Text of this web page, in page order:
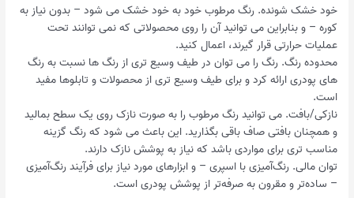
خود خشک شونده. رنگ مرطوب خود به خود خشک می شود – بدون نیاز به
کوره – و بنابراین می توانید آن را روی محصولاتی که نمی توانند تحت
عملیات حرارتی قرار گیرند، اعمال کنید.
محدوده رنگ. رنگ را می توان در طیف وسیع تری از رنگ ها نسبت به رنگ
های پودری ارائه کرد و برای طیف وسیع تری از محصولات و تابلوها مفید
است.
نازکی/بافت. می توانید رنگ مرطوب را به صورت نازک روی یک سطح بمالید
و همچنان بافتی صاف باقی بگذارید. این باعث می شود که رنگ گزینه
مناسب تری برای مواردی باشد که نیاز به پوشش نازک دارند.
توان مالی. رنگ‌آمیزی با اسپری – و ابزارهای مورد نیاز برای فرآیند رنگ‌آمیزی
– ساده‌تر و مقرون به صرفه‌تر از پوشش پودری است.